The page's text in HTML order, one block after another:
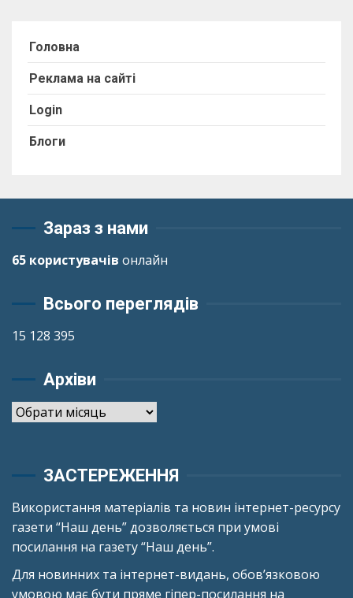
Головна
Реклама на сайті
Login
Блоги
Зараз з нами
65 користувачів онлайн
Всього переглядів
15 128 395
Архіви
Архіви
ЗАСТЕРЕЖЕННЯ
Використання матеріалів та новин інтернет-ресурсу
газети “Наш день” дозволяється при умові
посилання на газету “Наш день”.
Для новинних та інтернет-видань, обов’язковою
умовою має бути пряме гіпер-посилання на